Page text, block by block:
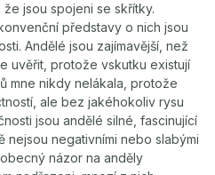
jsou spojeni se skřítky.
představy o nich jsou
Andělé jsou zajímavější, než
uvěřit, protože vskutku existují
mne nikdy nelákala, protože
ale bez jakéhokoliv rysu
jsou andělé silné, fascinující
nejsou negativními nebo slabými
názor na anděly